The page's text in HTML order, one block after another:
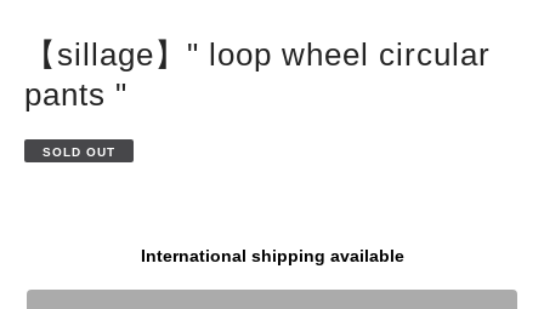
【sillage】" loop wheel circular
pants "
SOLD OUT
International shipping available